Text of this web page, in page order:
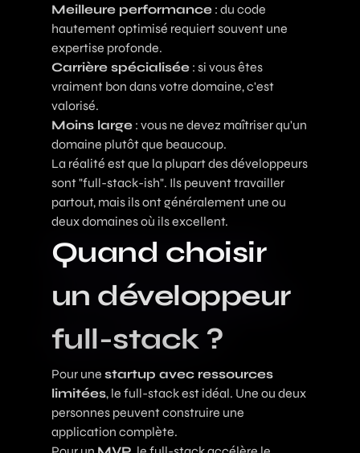
Meilleure performance : du code
hautement optimisé requiert souvent une
expertise profonde.
Carrière spécialisée : si vous êtes
vraiment bon dans votre domaine, c'est
valorisé.
Moins large : vous ne devez maîtriser qu'un
domaine plutôt que beaucoup.
La réalité est que la plupart des développeurs
sont "full-stack-ish". Ils peuvent travailler
partout, mais ils ont généralement une ou
deux domaines où ils excellent.
Quand choisir
un développeur
full-stack ?
Pour une startup avec ressources
limitées, le full-stack est idéal. Une ou deux
personnes peuvent construire une
application complète.